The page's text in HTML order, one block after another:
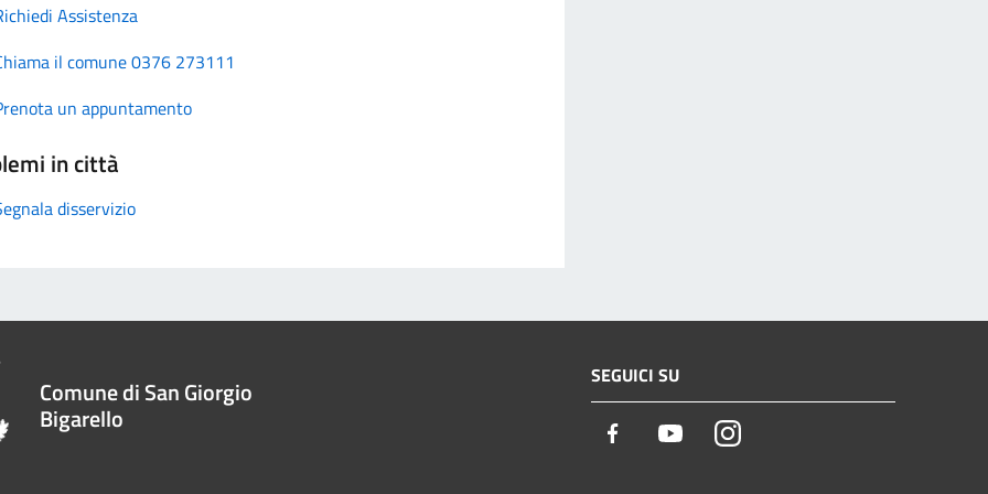
Assistenza
il comune 0376 273111
un appuntamento
in città
disservizio
Comune di San Giorgio
Bigarello
SEGUICI SU
Facebook YoutubeInstagram